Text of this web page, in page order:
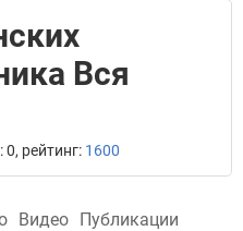
Вся
рейтинг: 1600
Видео Публикации